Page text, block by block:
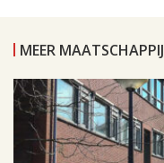
MEER MAATSCHAPPIJ